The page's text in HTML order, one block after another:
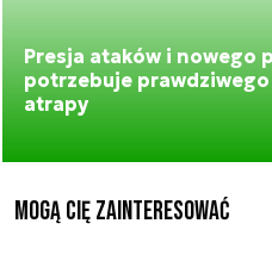
Presja ataków i nowego
potrzebuje prawdziwego
atrapy
Mogą Cię zainteresować